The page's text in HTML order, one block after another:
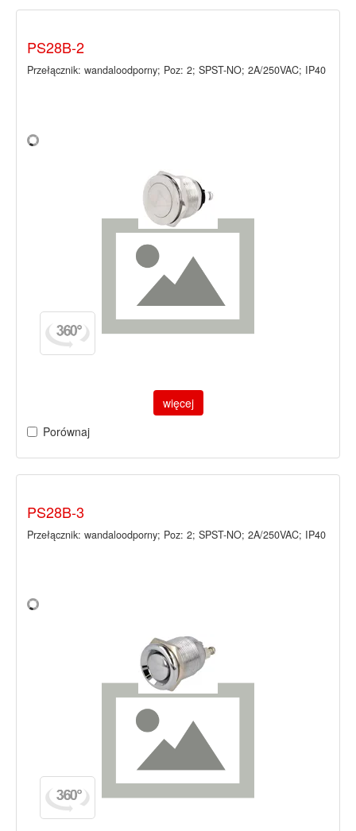
PS28B-2
Przełącznik: wandaloodporny; Poz: 2; SPST-NO; 2A/250VAC; IP40
więcej
Porównaj
PS28B-3
Przełącznik: wandaloodporny; Poz: 2; SPST-NO; 2A/250VAC; IP40